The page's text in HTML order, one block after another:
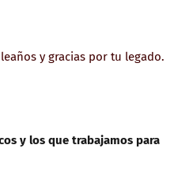
y gracias por tu legado.
y los que trabajamos para